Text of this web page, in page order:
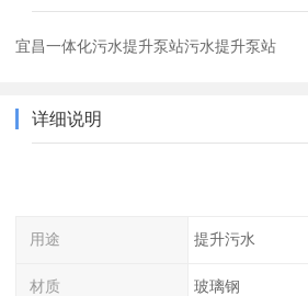
宜昌一体化污水提升泵站污水提升泵站
详细说明
用途 提升污水
材质 玻璃钢